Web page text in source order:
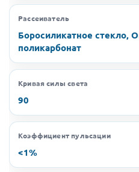
Рассеиватель
Боросиликатное стекло,
поликарбонат
Кривая силы света
90
Коэффициент пульсации
<1%